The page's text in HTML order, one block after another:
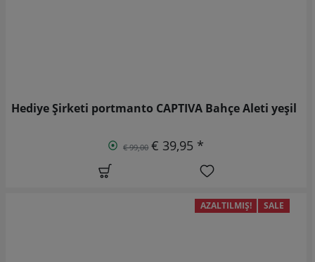
Hediye Şirketi portmanto CAPTIVA Bahçe Aleti yeşil
€ 99,00 € 39,95 *
AZALTILMIŞ! SALE